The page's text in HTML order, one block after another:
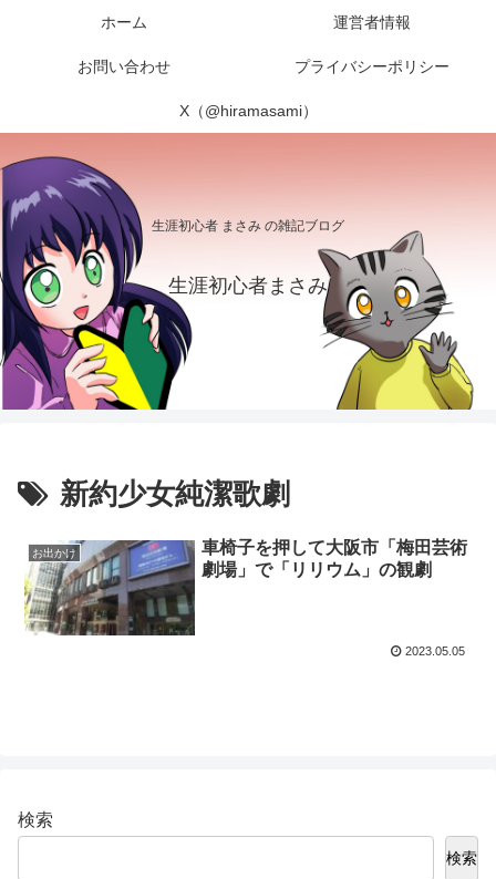
生涯初心者 まさみ の雑記ブログ
生涯初心者まさみ
ホーム 運営者情報
お問い合わせ プライバシーポリシー
X（@hiramasami）
新約少女純潔歌劇
お出かけ
車椅子を押して大阪市「梅田芸術
劇場」で「リリウム」の観劇
2023.05.05
検索
検索